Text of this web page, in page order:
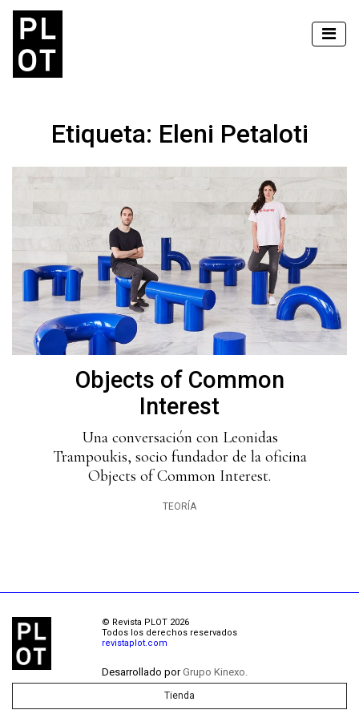
Etiqueta: Eleni Petaloti
Objects of Common
Interest
Una conversación con Leonidas
Trampoukis, socio fundador de la oficina
Objects of Common Interest.
TEORÍA
© Revista PLOT 2026
Todos los derechos reservados
revistaplot.com
Desarrollado porGrupo Kinexo.
Tienda